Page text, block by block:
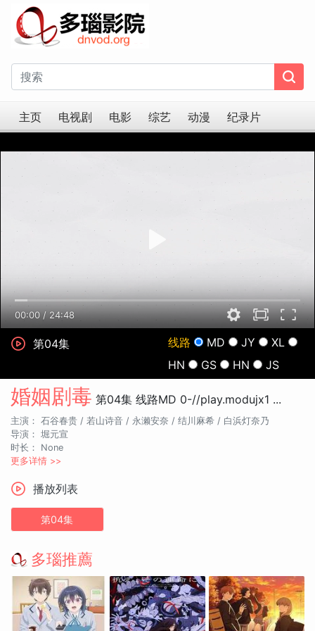
主页 电视剧 电影 综艺 动漫 纪录片
00:00/ 24:48
第04集 线路 MD JY
XL
HN
GS HN JS
婚姻剧毒 第04集 线路MD 0-//play.modujx1 ...
主演： 石谷春贵 / 若山诗音 / 永濑安奈 / 结川麻希 / 白浜灯奈乃
导演： 堀元宣
时长：
None
更多详情 >>
播放列表
第04集
多瑙推薦